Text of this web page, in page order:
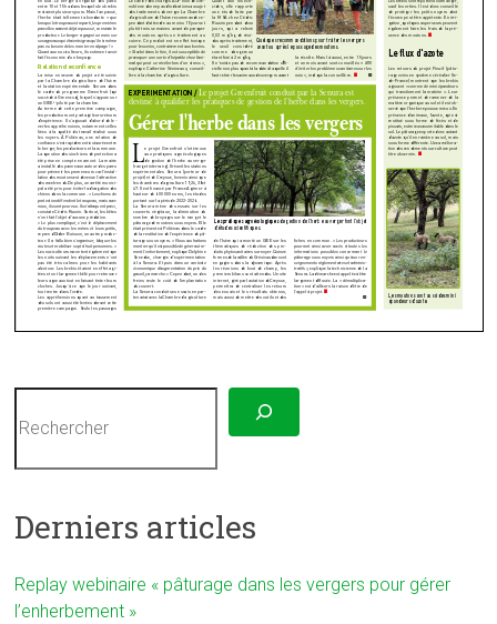
Derniers articles
Replay webinaire « pâturage dans les vergers pour gérer
l’enherbement »